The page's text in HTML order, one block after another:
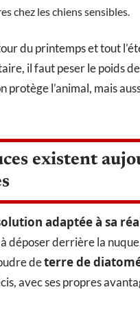
chez les chiens sensibles.
du printemps et tout
il faut peser le poids
l’animal, mais
existent
adaptée à sa
déposer derrière la
deterre de
avec ses propres